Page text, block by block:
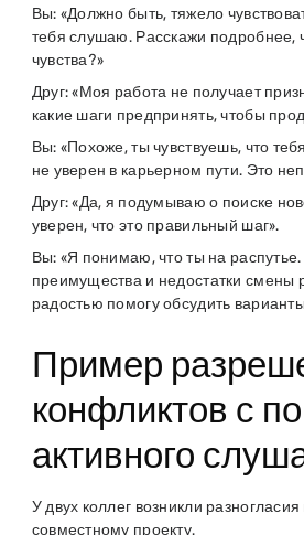
Вы: «Должно быть, тяжело
тебя слушаю. Расскажи подробнее,
чувства?»
Друг: «Моя работа не получает
какие шаги предпринять, чтобы
Вы: «Похоже, ты чувствуешь, что
не уверен в карьерном пути. Это
Друг: «Да, я подумываю о поиске
уверен, что это правильный шаг».
Вы: «Я понимаю, что ты на
преимущества и недостатки смены
радостью помогу обсудить
Пример
конфликтов с
активного
У двух коллег возникли
совместному проекту.